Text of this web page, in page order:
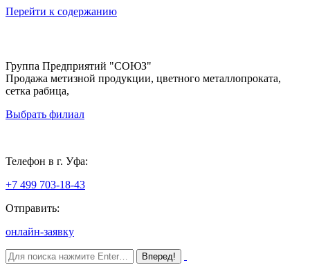
Перейти к содержанию
Группа Предприятий "СОЮЗ"
Продажа метизной продукции, цветного металлопроката,
сетка рабица,
Выбрать филиал
Телефон в г. Уфа:
+7 499 703-18-43
Отправить:
онлайн-заявку